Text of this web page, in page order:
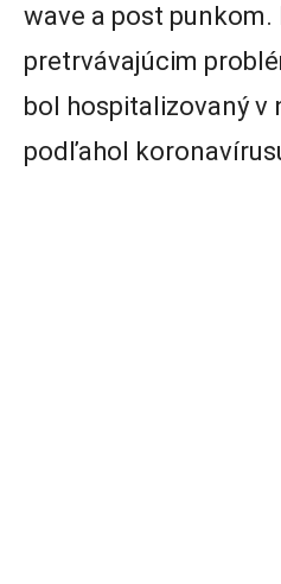
wave a post punkom.
pretrvávajúcim
bol hospitalizovaný v
podľahol